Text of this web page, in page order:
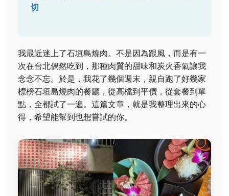
切
我最近迷上了石垣島燒肉。不是因為跟風，而是有一
次在台北偶然吃到，那種肉質的甜味和炭火香氣讓我
念念不忘。於是，我花了幾個週末，親自跑了好幾家
標榜石垣島燒肉的餐廳，從高檔到平價，從套餐到單
點，全都試了一遍。這篇文章，就是我整理出來的心
得，希望能幫到也想嘗試的你。